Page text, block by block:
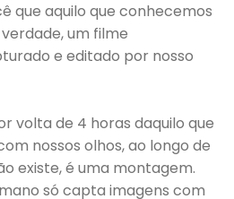
que aquilo que conhecemos
um filme
e editado por nosso
volta de 4 horas daquilo que
nossos olhos, ao longo de
existe, é uma montagem.
só capta imagens com